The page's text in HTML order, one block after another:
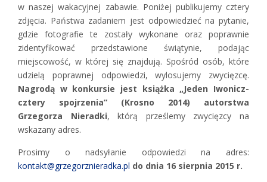
w naszej wakacyjnej zabawie. Poniżej publikujemy cztery
zdjęcia. Państwa zadaniem jest odpowiedzieć na pytanie,
gdzie fotografie te zostały wykonane oraz poprawnie
zidentyfikować przedstawione świątynie, podając
miejscowość, w której się znajdują. Spośród osób, które
udzielą poprawnej odpowiedzi, wylosujemy zwycięzcę.
Nagrodą w konkursie jest książka „Jeden Iwonicz-
cztery spojrzenia” (Krosno 2014) autorstwa
Grzegorza Nieradki, którą prześlemy zwycięzcy na
wskazany adres.
Prosimy o nadsyłanie odpowiedzi na adres:
kontakt@grzegorznieradka.pl do dnia 16 sierpnia 2015 r.